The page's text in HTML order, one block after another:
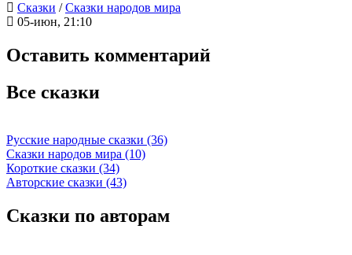
Сказки /Сказки народов мира
05-июн, 21:10
Оставить комментарий
Все сказки
Русские народные сказки (36)
Сказки народов мира (10)
Короткие сказки (34)
Авторские сказки (43)
Сказки по авторам